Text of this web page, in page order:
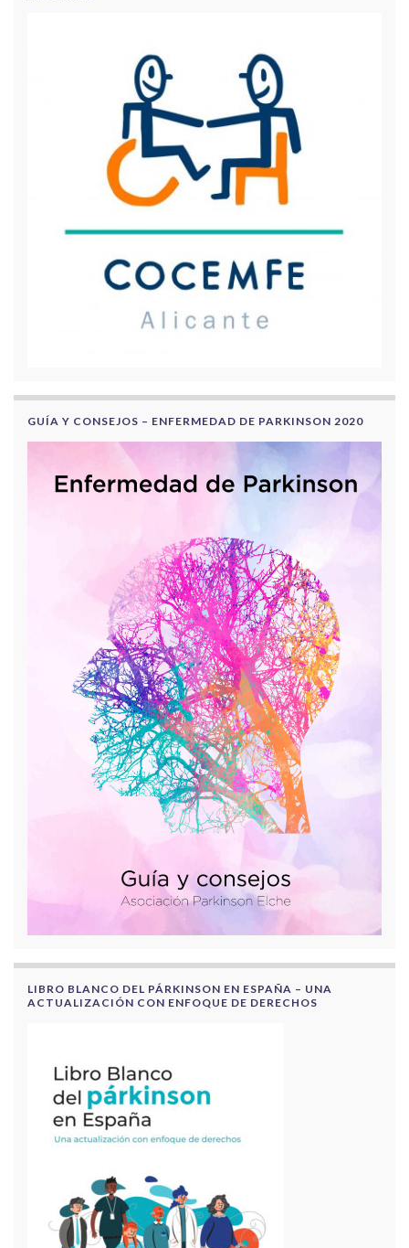
GUÍA Y CONSEJOS – ENFERMEDAD DE PARKINSON 2020
LIBRO BLANCO DEL PÁRKINSON EN ESPAÑA – UNA
ACTUALIZACIÓN CON ENFOQUE DE DERECHOS